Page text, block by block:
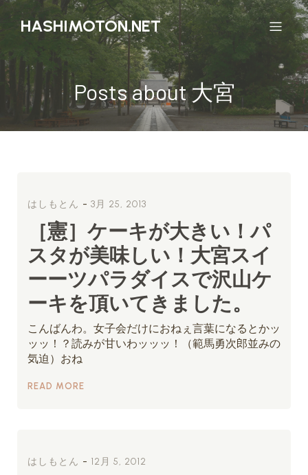
HASHIMOTON.NET
Posts about 大宮
はしもとん - 3月 25, 2013
［憲］ケーキが大きい！パ
スタが美味しい！大宮スイ
ーーツパラダイスで沢山ケ
ーキを頂いてきました。
こんばんわ。女子会だけにおねぇ言葉になるとかッ
ッッ！？読みが甘いわッッッ！（範馬勇次郎並みの
気迫）おね
READ MORE
はしもとん - 12月 5, 2012